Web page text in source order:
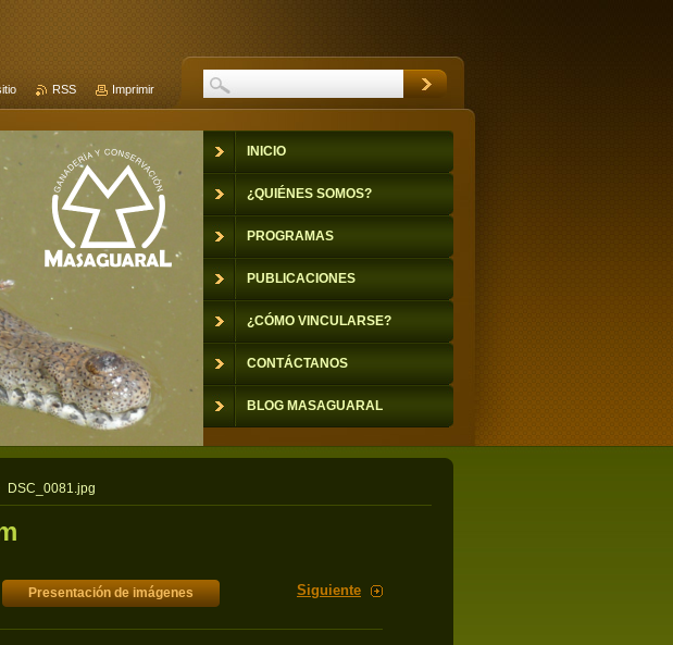
DSC_0081.jpg
Presentación de imágenes Siguiente
INICIO
¿QUIÉNES SOMOS?
PROGRAMAS
PUBLICACIONES
¿CÓMO VINCULARSE?
CONTÁCTANOS
BLOG MASAGUARAL
RSS Imprimir